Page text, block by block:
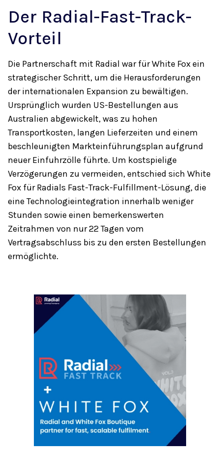
Der Radial-Fast-Track-
Vorteil
Die Partnerschaft mit Radial war für White Fox ein
strategischer Schritt, um die Herausforderungen
der internationalen Expansion zu bewältigen.
Ursprünglich wurden US-Bestellungen aus
Australien abgewickelt, was zu hohen
Transportkosten, langen Lieferzeiten und einem
beschleunigten Markteinführungsplan aufgrund
neuer Einfuhrzölle führte. Um kostspielige
Verzögerungen zu vermeiden, entschied sich White
Fox für Radials Fast-Track-Fulfillment-Lösung, die
eine Technologieintegration innerhalb weniger
Stunden sowie einen bemerkenswerten
Zeitrahmen von nur 22 Tagen vom
Vertragsabschluss bis zu den ersten Bestellungen
ermöglichte.